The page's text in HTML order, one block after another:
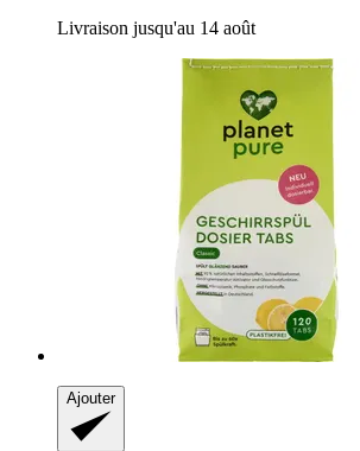
Livraison jusqu'au 14 août
Ajouter